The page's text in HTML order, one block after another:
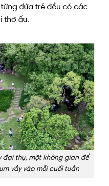
từng đứa trẻ đều có các
thơ ấu.
đại thụ, một không gian để
vầy vào mỗi cuối tuần